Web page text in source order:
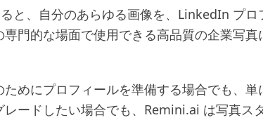
と、自分のあらゆる画像を、LinkedIn プロ
門的な場面で使用できる高品質の企業写真
めにプロフィールを準備する場合でも、単
レードしたい場合でも、Remini.ai は写真ス